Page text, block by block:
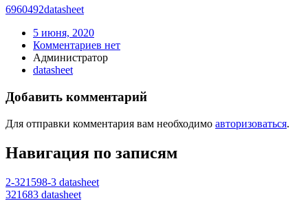
6960492datasheet
5 июня, 2020
Комментариев нет
Администратор
datasheet
Добавить комментарий
Для отправки комментария вам необходимо авторизоваться.
Навигация по записям
2-321598-3 datasheet
321683 datasheet